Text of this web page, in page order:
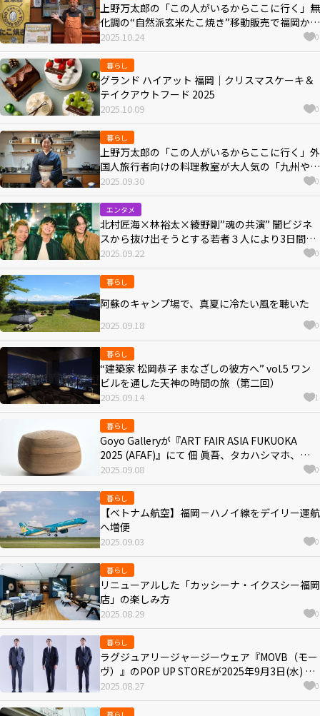
上野万太郎の「この人がいるからここに行く」無
化調の“自然派玄米たこ焼き”移動販売で福岡から
100店舗目指す“じゃんたこさん”こと、うちやま
健吾さん
2025.10.24 0
暮らし
グランド ハイアット 福岡｜クリスマスケーキ＆
テイクアウトフード 2025
2025.10.09 0
暮らし
上野万太郎の「この人がいるからここに行く」外
国人旅行者向けの料理教室が大人気の「九州やさ
い日和」永利裕子さん
2025.09.30 0
エンタメ
北村匠海×林裕太×綾野剛”魂の共演” 闇ビジネ
スから抜け出そうとする若者３人により3日間の
逃亡サスペンス『愚か者の身分』10月24日公開
2025.09.22 0
暮らし
阿蘇のキャンプ場で、真夏に冷たい風を聴いた
2025.09.18 0
暮らし
“建築家 松岡恭子 まなざしの彼方へ” vol.5 ワン
ビルを通した天神の時間の旅（第二回）
2025.09.14 1
暮らし
Goyo Galleryが『ART FAIR ASIA FUKUOKA
2025 (AFAF)』にて 佃 眞吾、タカハシマホ、
Cevoの３人展を開催
2025.09.08 0
暮らし
【ベトナム航空】福岡－ハノイ線をデイリー運航
へ増便
2025.09.03 0
暮らし
リニューアルした「カッシーナ・イクスシー福岡
店」の楽しみ方
2025.08.29 0
暮らし
ラグジュアリージャージーウェア『MOVB（モー
ヴ）』のPOP UP STOREが2025年9月3日(水) – 9
月9日(火) 博多阪急に登場
2025.08.27 0